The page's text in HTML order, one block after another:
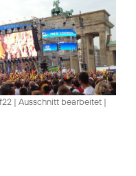
| Ausschnitt bearbeitet |